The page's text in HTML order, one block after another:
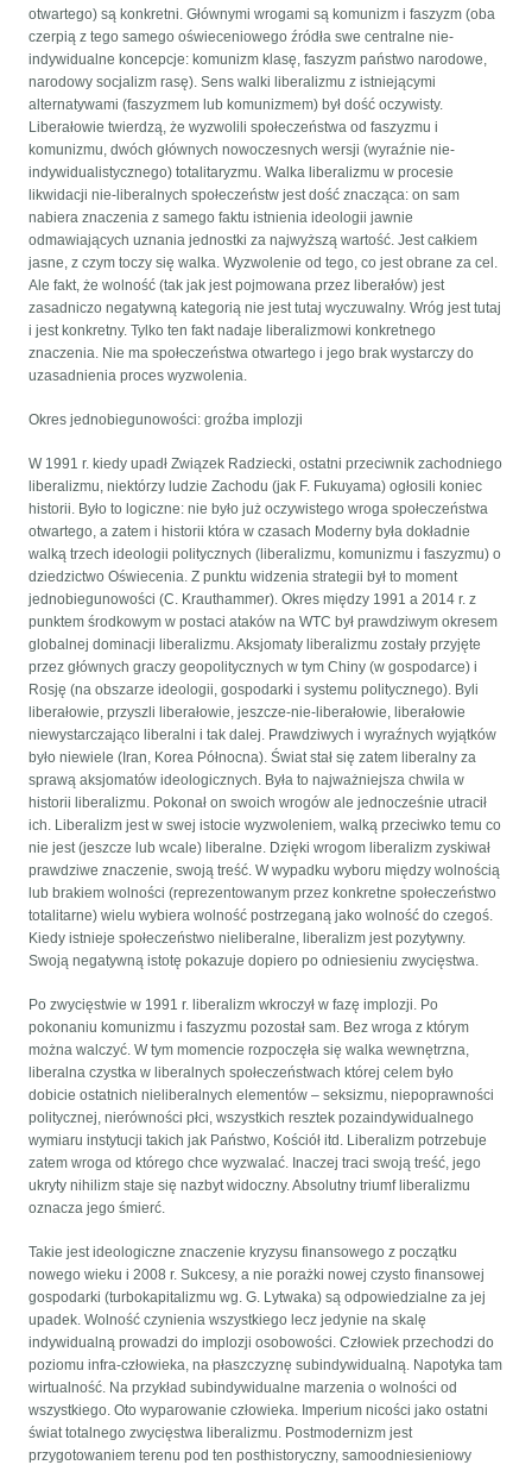
otwartego) są konkretni. Głównymi wrogami są komunizm i faszyzm (oba
czerpią z tego samego oświeceniowego źródła swe centralne nie-
indywidualne koncepcje: komunizm klasę, faszyzm państwo narodowe,
narodowy socjalizm rasę). Sens walki liberalizmu z istniejącymi
alternatywami (faszyzmem lub komunizmem) był dość oczywisty.
Liberałowie twierdzą, że wyzwolili społeczeństwa od faszyzmu i
komunizmu, dwóch głównych nowoczesnych wersji (wyraźnie nie-
indywidualistycznego) totalitaryzmu. Walka liberalizmu w procesie
likwidacji nie-liberalnych społeczeństw jest dość znacząca: on sam
nabiera znaczenia z samego faktu istnienia ideologii jawnie
odmawiających uznania jednostki za najwyższą wartość. Jest całkiem
jasne, z czym toczy się walka. Wyzwolenie od tego, co jest obrane za cel.
Ale fakt, że wolność (tak jak jest pojmowana przez liberałów) jest
zasadniczo negatywną kategorią nie jest tutaj wyczuwalny. Wróg jest tutaj
i jest konkretny. Tylko ten fakt nadaje liberalizmowi konkretnego
znaczenia. Nie ma społeczeństwa otwartego i jego brak wystarczy do
uzasadnienia proces wyzwolenia.
Okres jednobiegunowości: groźba implozji
W 1991 r. kiedy upadł Związek Radziecki, ostatni przeciwnik zachodniego
liberalizmu, niektórzy ludzie Zachodu (jak F. Fukuyama) ogłosili koniec
historii. Było to logiczne: nie było już oczywistego wroga społeczeństwa
otwartego, a zatem i historii która w czasach Moderny była dokładnie
walką trzech ideologii politycznych (liberalizmu, komunizmu i faszyzmu) o
dziedzictwo Oświecenia. Z punktu widzenia strategii był to moment
jednobiegunowości (C. Krauthammer). Okres między 1991 a 2014 r. z
punktem środkowym w postaci ataków na WTC był prawdziwym okresem
globalnej dominacji liberalizmu. Aksjomaty liberalizmu zostały przyjęte
przez głównych graczy geopolitycznych w tym Chiny (w gospodarce) i
Rosję (na obszarze ideologii, gospodarki i systemu politycznego). Byli
liberałowie, przyszli liberałowie, jeszcze-nie-liberałowie, liberałowie
niewystarczająco liberalni i tak dalej. Prawdziwych i wyraźnych wyjątków
było niewiele (Iran, Korea Północna). Świat stał się zatem liberalny za
sprawą aksjomatów ideologicznych. Była to najważniejsza chwila w
historii liberalizmu. Pokonał on swoich wrogów ale jednocześnie utracił
ich. Liberalizm jest w swej istocie wyzwoleniem, walką przeciwko temu co
nie jest (jeszcze lub wcale) liberalne. Dzięki wrogom liberalizm zyskiwał
prawdziwe znaczenie, swoją treść. W wypadku wyboru między wolnością
lub brakiem wolności (reprezentowanym przez konkretne społeczeństwo
totalitarne) wielu wybiera wolność postrzeganą jako wolność do czegoś.
Kiedy istnieje społeczeństwo nieliberalne, liberalizm jest pozytywny.
Swoją negatywną istotę pokazuje dopiero po odniesieniu zwycięstwa.
Po zwycięstwie w 1991 r. liberalizm wkroczył w fazę implozji. Po
pokonaniu komunizmu i faszyzmu pozostał sam. Bez wroga z którym
można walczyć. W tym momencie rozpoczęła się walka wewnętrzna,
liberalna czystka w liberalnych społeczeństwach której celem było
dobicie ostatnich nieliberalnych elementów – seksizmu, niepoprawności
politycznej, nierówności płci, wszystkich resztek pozaindywidualnego
wymiaru instytucji takich jak Państwo, Kościół itd. Liberalizm potrzebuje
zatem wroga od którego chce wyzwalać. Inaczej traci swoją treść, jego
ukryty nihilizm staje się nazbyt widoczny. Absolutny triumf liberalizmu
oznacza jego śmierć.
Takie jest ideologiczne znaczenie kryzysu finansowego z początku
nowego wieku i 2008 r. Sukcesy, a nie porażki nowej czysto finansowej
gospodarki (turbokapitalizmu wg. G. Lytwaka) są odpowiedzialne za jej
upadek. Wolność czynienia wszystkiego lecz jedynie na skalę
indywidualną prowadzi do implozji osobowości. Człowiek przechodzi do
poziomu infra-człowieka, na płaszczyznę subindywidualną. Napotyka tam
wirtualność. Na przykład subindywidualne marzenia o wolności od
wszystkiego. Oto wyparowanie człowieka. Imperium nicości jako ostatni
świat totalnego zwycięstwa liberalizmu. Postmodernizm jest
przygotowaniem terenu pod ten posthistoryczny, samoodniesieniowy